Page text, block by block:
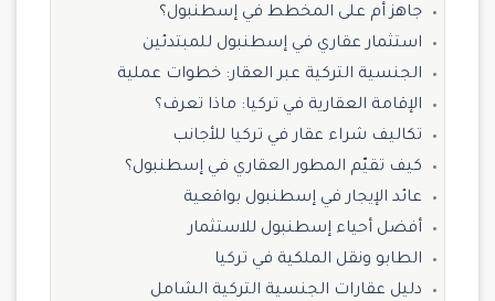
جاهز أم على المخطط في إسطنبول؟
استثمار عقاري في إسطنبول للمبتدئين
الجنسية التركية عبر العقار: خطوات عملية
الإقامة العقارية في تركيا: ماذا تعرف؟
تكاليف شراء عقار في تركيا للأجانب
كيف تقيّم المطور العقاري في إسطنبول؟
عائد الإيجار في إسطنبول بواقعية
أفضل أحياء إسطنبول للاستثمار
الطابو ونقل الملكية في تركيا
دليل عقارات الجنسية التركية الشامل